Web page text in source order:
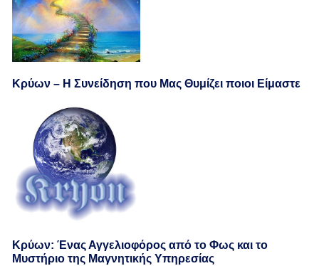
Κρύων – Η Συνείδηση που Μας Θυμίζει ποιοι Είμαστε
Κρύων: Ένας Αγγελιοφόρος από το Φως και το
Μυστήριο της Μαγνητικής Υπηρεσίας